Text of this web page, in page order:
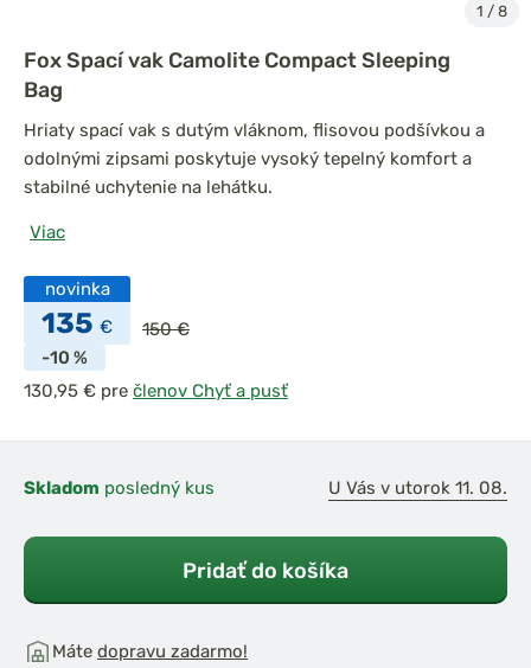
1 / 8
Fox Spací vak Camolite Compact Sleeping
Bag
Hriaty spací vak s dutým vláknom, flisovou podšívkou a
odolnými zipsami poskytuje vysoký tepelný komfort a
stabilné uchytenie na lehátku.
Viac
novinka
135 €
150 €
-10 %
pre členov Chyť a pusť
Skladom posledný kus U Vás v utorok 11. 08.
Pridať do košíka
Máte dopravu zadarmo!